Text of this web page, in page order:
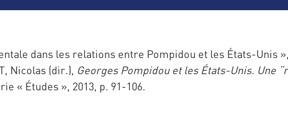
dans les relations entre Pompidou et les États-Unis
Nicolas (dir.), Georges Pompidou et les États-Unis. Une
« Études », 2013, p. 91-106.